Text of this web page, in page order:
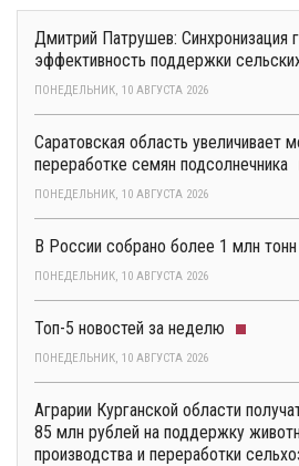
Дмитрий Патрушев: Синхронизация
эффективность поддержки
ПОНЕДЕЛЬНИК, 10 АВГУСТА 2026
Саратовская область увеличивает
переработке семян подсолнечника
ПОНЕДЕЛЬНИК, 10 АВГУСТА 2026
В России собрано более 1 млн
ПОНЕДЕЛЬНИК, 10 АВГУСТА 2026
Топ-5 новостей за неделю
ПОНЕДЕЛЬНИК, 10 АВГУСТА 2026
Аграрии Курганской области
85 млн рублей на поддержку
производства и переработки